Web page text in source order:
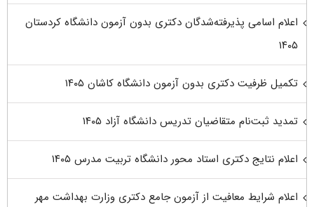
اعلام اسامی پذیرفته‌شدگان دکتری بدون آزمون دانشگاه کردستان
۱۴۰۵
تکمیل ظرفیت دکتری بدون آزمون دانشگاه کاشان ۱۴۰۵
تمدید ثبت‌نام متقاضیان تدریس دانشگاه آزاد ۱۴۰۵
اعلام نتایج دکتری استاد محور دانشگاه تربیت مدرس ۱۴۰۵
اعلام شرایط معافیت از آزمون جامع دکتری وزارت بهداشت مهر